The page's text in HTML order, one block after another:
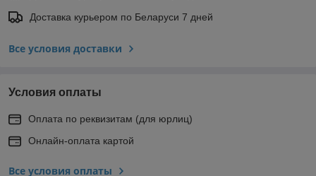
Доставка курьером по Беларуси 7 дней
Все условия доставки
Условия оплаты
Оплата по реквизитам (для юрлиц)
Онлайн-оплата картой
Все условия оплаты